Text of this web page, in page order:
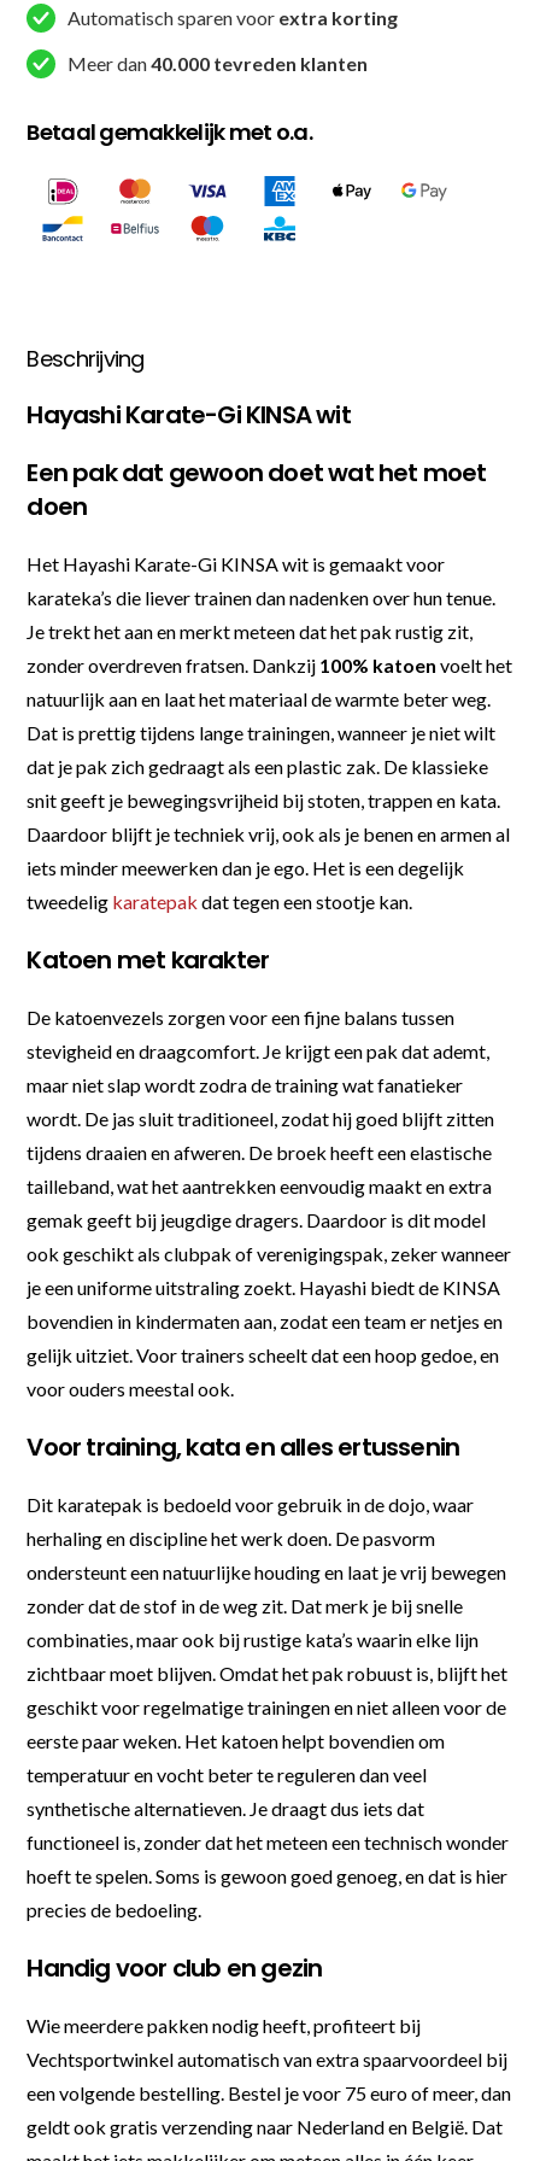
Automatisch sparen voor extra korting
Meer dan40.000 tevreden klanten
Betaal gemakkelijk met o.a.
Beschrijving
Hayashi Karate-Gi KINSA wit
Een pak dat gewoon doet wat het moet
doen
Het Hayashi Karate-Gi KINSA wit is gemaakt voor
karateka’s die liever trainen dan nadenken over hun tenue.
Je trekt het aan en merkt meteen dat het pak rustig zit,
zonder overdreven fratsen. Dankzij 100% katoen voelt het
natuurlijk aan en laat het materiaal de warmte beter weg.
Dat is prettig tijdens lange trainingen, wanneer je niet wilt
dat je pak zich gedraagt als een plastic zak. De klassieke
snit geeft je bewegingsvrijheid bij stoten, trappen en kata.
Daardoor blijft je techniek vrij, ook als je benen en armen al
iets minder meewerken dan je ego. Het is een degelijk
tweedelig karatepak dat tegen een stootje kan.
Katoen met karakter
De katoenvezels zorgen voor een fijne balans tussen
stevigheid en draagcomfort. Je krijgt een pak dat ademt,
maar niet slap wordt zodra de training wat fanatieker
wordt. De jas sluit traditioneel, zodat hij goed blijft zitten
tijdens draaien en afweren. De broek heeft een elastische
tailleband, wat het aantrekken eenvoudig maakt en extra
gemak geeft bij jeugdige dragers. Daardoor is dit model
ook geschikt als clubpak of verenigingspak, zeker wanneer
je een uniforme uitstraling zoekt. Hayashi biedt de KINSA
bovendien in kindermaten aan, zodat een team er netjes en
gelijk uitziet. Voor trainers scheelt dat een hoop gedoe, en
voor ouders meestal ook.
Voor training, kata en alles ertussenin
Dit karatepak is bedoeld voor gebruik in de dojo, waar
herhaling en discipline het werk doen. De pasvorm
ondersteunt een natuurlijke houding en laat je vrij bewegen
zonder dat de stof in de weg zit. Dat merk je bij snelle
combinaties, maar ook bij rustige kata’s waarin elke lijn
zichtbaar moet blijven. Omdat het pak robuust is, blijft het
geschikt voor regelmatige trainingen en niet alleen voor de
eerste paar weken. Het katoen helpt bovendien om
temperatuur en vocht beter te reguleren dan veel
synthetische alternatieven. Je draagt dus iets dat
functioneel is, zonder dat het meteen een technisch wonder
hoeft te spelen. Soms is gewoon goed genoeg, en dat is hier
precies de bedoeling.
Handig voor club en gezin
Wie meerdere pakken nodig heeft, profiteert bij
Vechtsportwinkel automatisch van extra spaarvoordeel bij
een volgende bestelling. Bestel je voor 75 euro of meer, dan
geldt ook gratis verzending naar Nederland en België. Dat